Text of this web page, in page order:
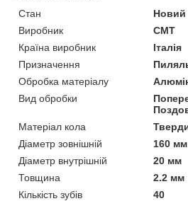
Стан
Новий
Виробник
СМТ
Країна виробник
Італія
Призначення
Обробка матеріалу
Вид обробки
Матеріал кола
Діаметр зовнішній
160 мм
Діаметр внутрішній
20 мм
Товщина
2.2 мм
Кількість зубів
40